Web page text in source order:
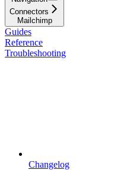
Connectors
Mailchimp
Guides
Reference
Troubleshooting
Changelog